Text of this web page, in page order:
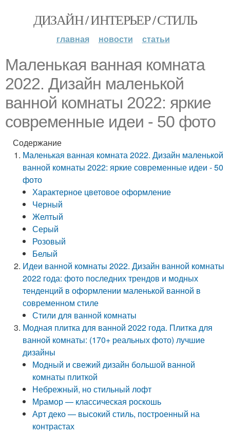
ДИЗАЙН / ИНТЕРЬЕР / СТИЛЬ
главная новости статьи
Маленькая ванная комната
2022. Дизайн маленькой
ванной комнаты 2022: яркие
современные идеи - 50 фото
Содержание
Маленькая ванная комната 2022. Дизайн маленькой
ванной комнаты 2022: яркие современные идеи - 50
фото
Характерное цветовое оформление
Черный
Желтый
Серый
Розовый
Белый
Идеи ванной комнаты 2022. Дизайн ванной комнаты
2022 года: фото последних трендов и модных
тенденций в оформлении маленькой ванной в
современном стиле
Стили для ванной комнаты
Модная плитка для ванной 2022 года. Плитка для
ванной комнаты: (170+ реальных фото) лучшие
дизайны
Модный и свежий дизайн большой ванной
комнаты плиткой
Небрежный, но стильный лофт
Мрамор — классическая роскошь
Арт деко — высокий стиль, построенный на
контрастах